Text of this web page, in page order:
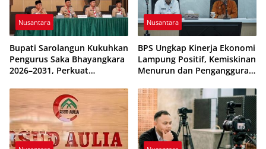
Nusantara
Bupati Sarolangun Kukuhkan
Pengurus Saka Bhayangkara
2026–2031, Perkuat
Generasi Muda
Nusantara
BPS Ungkap Kinerja Ekonomi
Lampung Positif, Kemiskinan
Menurun dan Pengangguran